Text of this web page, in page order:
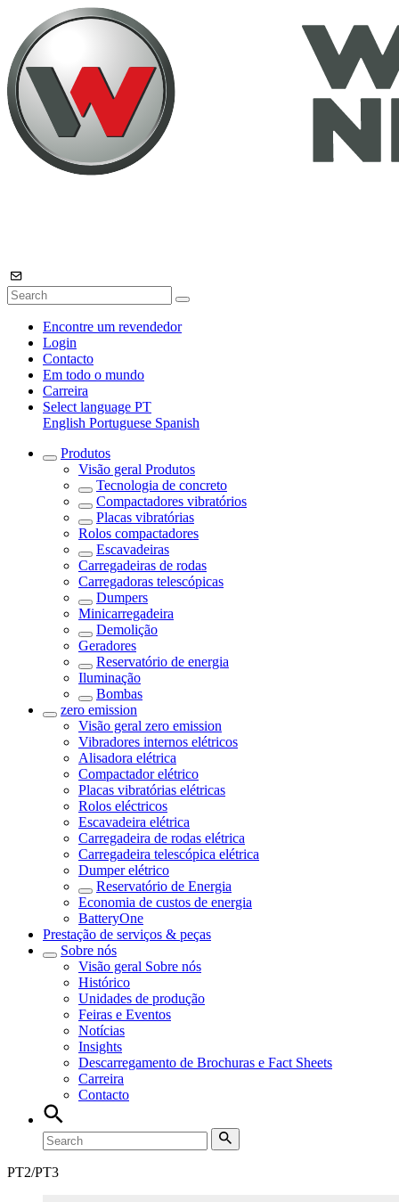
Encontre um revendedor
Login
Contacto
Em todo o mundo
Carreira
Select language PT
English Portuguese Spanish
Produtos
Visão geral Produtos
Tecnologia de concreto
Compactadores vibratórios
Placas vibratórias
Rolos compactadores
Escavadeiras
Carregadeiras de rodas
Carregadoras telescópicas
Dumpers
Minicarregadeira
Demolição
Geradores
Reservatório de energia
Iluminação
Bombas
zero emission
Visão geral zero emission
Vibradores internos elétricos
Alisadora elétrica
Compactador elétrico
Placas vibratórias elétricas
Rolos eléctricos
Escavadeira elétrica
Carregadeira de rodas elétrica
Carregadeira telescópica elétrica
Dumper elétrico
Reservatório de Energia
Economia de custos de energia
BatteryOne
Prestação de serviços & peças
Sobre nós
Visão geral Sobre nós
Histórico
Unidades de produção
Feiras e Eventos
Notícias
Insights
Descarregamento de Brochuras e Fact Sheets
Carreira
Contacto
PT2/PT3